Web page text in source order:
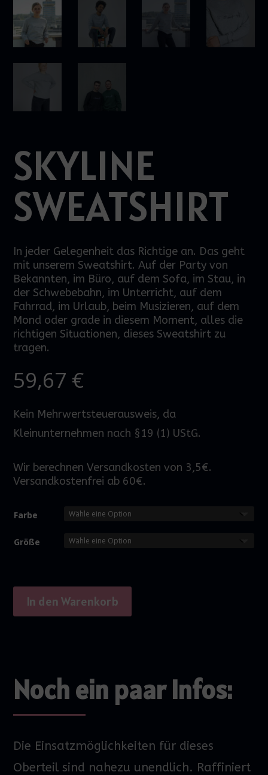
SKYLINE
SWEATSHIRT
In jeder Gelegenheit das Richtige an. Das geht
mit unserem Sweatshirt. Auf der Party von
Bekannten, im Büro, auf dem Sofa, im Stau, in
der Schwebebahn, im Unterricht, auf dem
Fahrrad, im Urlaub, beim Musizieren, auf dem
Mond oder grade in diesem Moment, alles die
richtigen Situationen, dieses Sweatshirt zu
tragen.
59,67 €
Kein Mehrwertsteuerausweis, da
Kleinunternehmen nach §19 (1) UStG.
Wir berechnen Versandkosten von 3,5€.
Versandkostenfrei ab 60€.
Farbe
Größe
In den Warenkorb
Noch ein paar Infos:
Die Einsatzmöglichkeiten für dieses
Oberteil sind nahezu unendlich. Raffiniert